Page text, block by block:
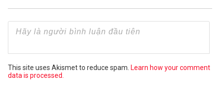
This site uses Akismet to reduce spam. Learn how your comment
data is processed.